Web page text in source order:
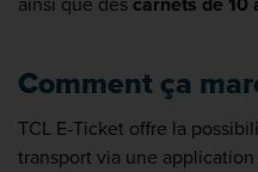
Comment ça
TCL E-Ticket offre la
transport via une